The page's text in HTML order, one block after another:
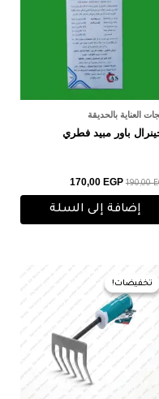
العناية بالحديقة
باور مبيد فطري
190,00
170,00 EGP
إضافة إلى السلة
تخفيضات!
تخفيضات!
السعر
الأصلي
هو:
180,00 EGP.
160,00 EGP.